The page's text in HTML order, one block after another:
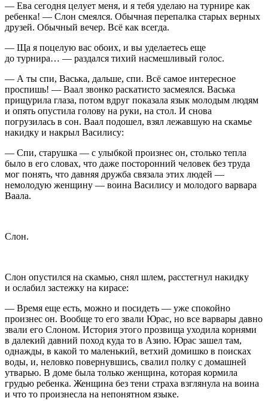
— Ева сегодня целует меня, и я тебя уделаю на турнире как
ребенка! — Слон смеялся. Обычная перепалка старых верных
друзей. Обычный вечер. Всё как всегда.
— Ща я поцелую вас обоих, и вы уделаетесь еще
до турнира… — раздался тихий насмешливый голос.
— А ты спи, Васька, дальше, спи. Всё самое интересное
проспишь! — Ваал звонко раскатисто засмеялся. Васька
прищурила глаза, потом вдруг показала язык молодым людям
и опять опустила голову на руки, на стол. И снова
погрузилась в сон. Ваал подошел, взял лежавшую на скамье
накидку и накрыл Василису:
— Спи, старушка — с улыбкой произнес он, столько тепла
было в его словах, что даже посторонний человек без труда
мог понять, что давняя дружба связала этих людей —
немолодую женщину — воина Василису и молодого варвара
Ваала.
Слон.
Слон опустился на скамью, снял шлем, расстегнул накидку
и ослабил застежку на кирасе:
— Время еще есть, можно и посидеть — уже спокойно
произнес он. Вообще то его звали Юрас, но все варвары давно
звали его Слоном. История этого прозвища уходила корнями
в далекий давний поход куда то в Азию. Юрас зашел там,
однажды, в какой то маленький, ветхий домишко в поисках
воды, и, неловко повернувшись, свалил полку с домашней
утварью. В доме была только женщина, которая кормила
грудью ребенка. Женщина без тени страха взглянула на воина
и что то произнесла на непонятном языке.